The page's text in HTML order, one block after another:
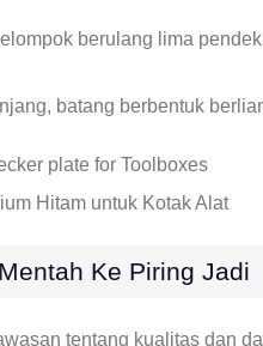
berulang lima
batang berbentuk
Hitam untuk Kotak Alat
Ke Piring Jadi
tentang kualitas dan